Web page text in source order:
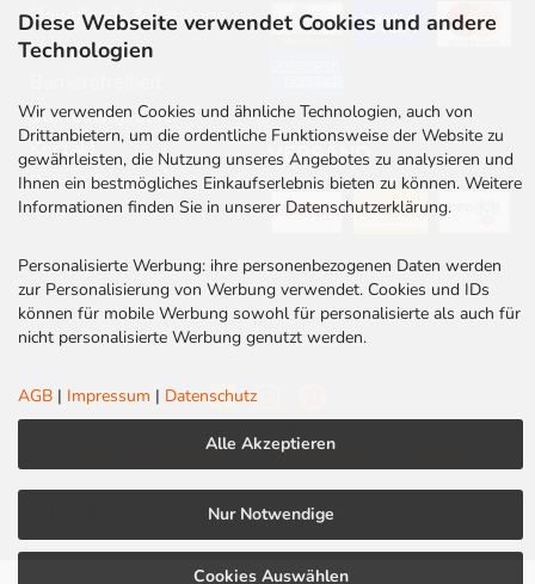
Diese Webseite verwendet Cookies und andere
Technologien
Wir verwenden Cookies und ähnliche Technologien, auch von
Drittanbietern, um die ordentliche Funktionsweise der Website zu
gewährleisten, die Nutzung unseres Angebotes zu analysieren und
Ihnen ein bestmögliches Einkaufserlebnis bieten zu können. Weitere
Informationen finden Sie in unserer Datenschutzerklärung.
Personalisierte Werbung: ihre personenbezogenen Daten werden
zur Personalisierung von Werbung verwendet. Cookies und IDs
können für mobile Werbung sowohl für personalisierte als auch für
nicht personalisierte Werbung genutzt werden.
AGB | Impressum | Datenschutz
Alle Akzeptieren
Nur Notwendige
Cookies Auswählen
Downloads & Kataloge
Newsletter
Stellenangebote
Kontakt
Rabatt Codes
VERSAND
Impressum | Datenschutz
LED Centrum | Qualität und Kompetenz seit 2010